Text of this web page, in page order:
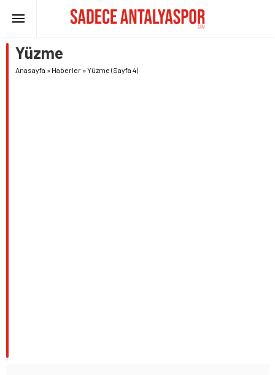
Yüzme
Anasayfa » Haberler »Yüzme (Sayfa 4)